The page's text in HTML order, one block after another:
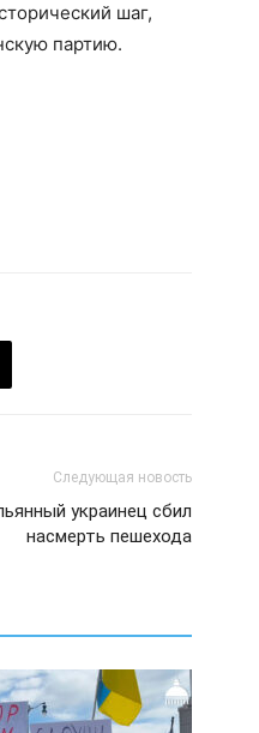
шаг,
партию.
Следующая новость
украинец сбил
насмерть пешехода